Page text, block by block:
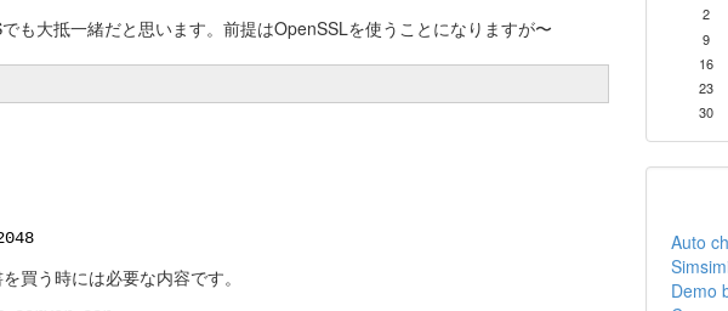
も大抵一緒だと思います。前提はOpenSSLを使うことになりますが〜
買う時には必要な内容です。
2
9
16
23
30
Auto
Demo